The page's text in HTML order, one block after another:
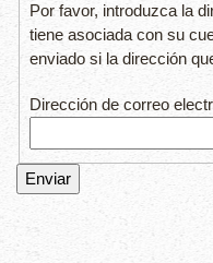
Por favor, introduzca la
tiene asociada con su
enviado si la dirección
Dirección de correo
Enviar